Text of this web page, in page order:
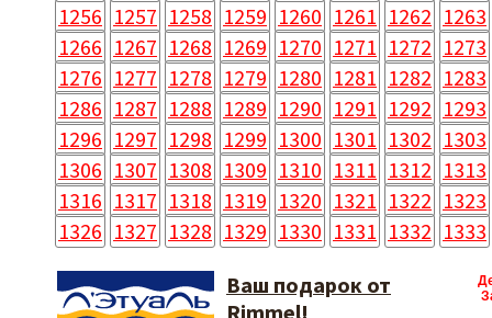
1256 1257 1258 1259 1260 1261 1262 1263
1266 1267 1268 1269 1270 1271 1272 1273
1276 1277 1278 1279 1280 1281 1282 1283
1286 1287 1288 1289 1290 1291 1292 1293
1296 1297 1298 1299 1300 1301 1302 1303
1306 1307 1308 1309 1310 1311 1312 1313
1316 1317 1318 1319 1320 1321 1322 1323
1326 1327 1328 1329 1330 1331 1332 1333
Ваш подарок от
Rimmel!